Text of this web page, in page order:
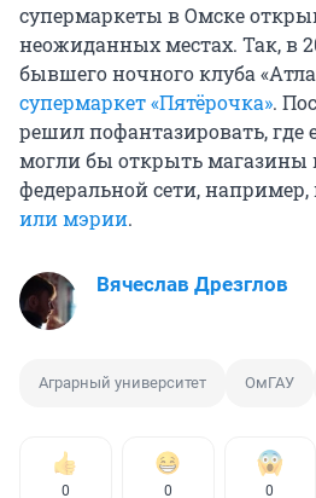
супермаркеты в Омске
неожиданных местах. Так, в
бывшего ночного клуба
супермаркет «Пятёрочка».
решил пофантазировать, где
могли бы открыть магазины
федеральной сети, например,
или мэрии.
Вячеслав Дрезглов
Аграрный университет ОмГАУ
0 0 0